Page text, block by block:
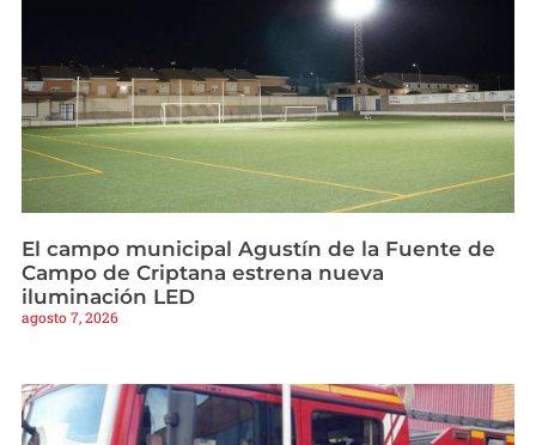
El campo municipal Agustín de la Fuente de
Campo de Criptana estrena nueva
iluminación LED
agosto 7, 2026